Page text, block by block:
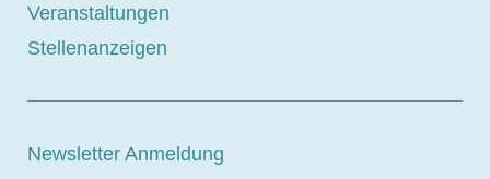
Veranstaltungen
Stellenanzeigen
Newsletter Anmeldung